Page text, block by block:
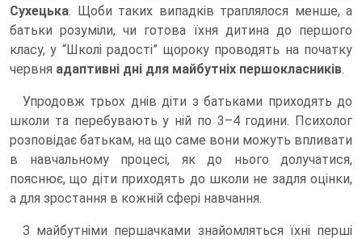
Сухецька. Щоби таких випадків траплялося менше, а
батьки розуміли, чи готова їхня дитина до першого
класу, у “Школі радості” щороку проводять на початку
червня адаптивні дні для майбутніх першокласників.
Упродовж трьох днів діти з батьками приходять до
школи та перебувають у ній по 3–4 години. Психолог
розповідає батькам, на що саме вони можуть впливати
в навчальному процесі, як до нього долучатися,
пояснює, що діти приходять до школи не задля оцінки,
а для зростання в кожній сфері навчання.
З майбутніми першачками знайомляться їхні перші